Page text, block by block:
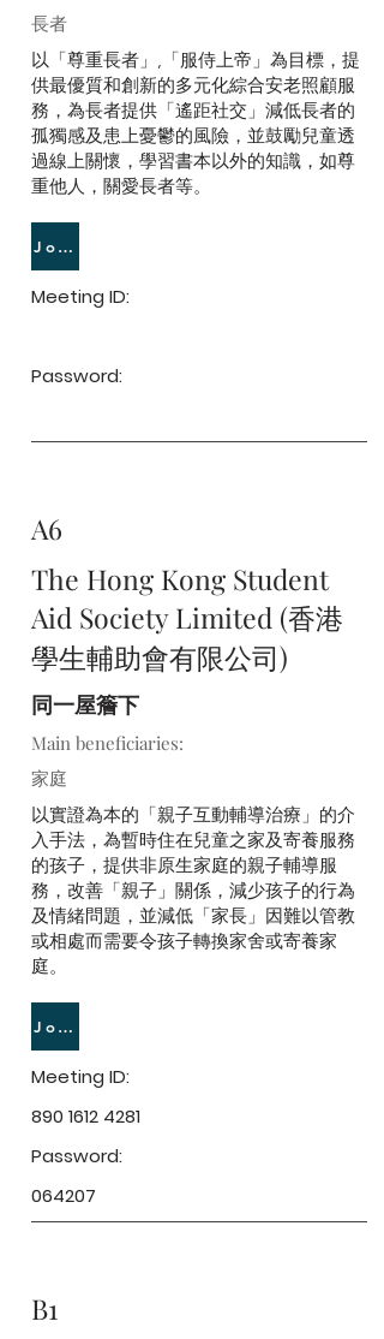
長者
Join Meeting
以「尊重長者」,「服侍上帝」為目標，提
供最優質和創新的多元化綜合安老照顧服
務，為長者提供「遙距社交」減低長者的
孤獨感及患上憂鬱的風險，並鼓勵兒童透
過線上關懷，學習書本以外的知識，如尊
重他人，關愛長者等。
Meeting ID:
Password:
A6
The Hong Kong Student
Aid Society Limited (香港
學生輔助會有限公司)
同一屋簷下
Main beneficiaries:
家庭
Join Meeting
以實證為本的「親子互動輔導治療」的介
入手法，為暫時住在兒童之家及寄養服務
的孩子，提供非原生家庭的親子輔導服
務，改善「親子」關係，減少孩子的行為
及情緒問題，並減低「家長」因難以管教
或相處而需要令孩子轉換家舍或寄養家
庭。
Meeting ID:
890 1612 4281
Password:
064207
B1